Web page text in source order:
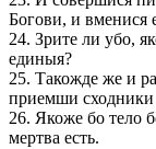
Богови, и вмeнися
24. Зрите ли убо,
единыя?
25. Такожде же и
приемши
26. Якоже бо тeло
мертва есть.